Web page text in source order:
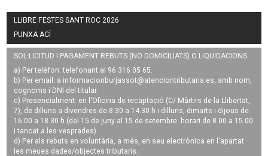
LLIBRE FESTES SANT ROC 2026
PUNXA ACÍ
SOL·LICITUD I PAGAMENT REBUTS (NO DOMICILIATS) O LIQUIDACIONS
a) Per telèfon: telefonant al 96 316 05 65.
b) Per email: a informacionburjassot@atenciontributaria.es, amb nom,
cognoms i DNI del titular.
c) Presencialment: en l'Oficina de recaptació (C/ Màrtirs de la Llibertat,
7), de dilluns a divendres de 8.30 a 14.30 h i dilluns, dimarts i dijous de
16.00 a 18.30 h (del 15 de juny al 15 de setembre: horari de 8.00 a 15.00
i tancat a les vesprades).
d) Per als rebuts en voluntària, a més, en seu electrònica en l'apartat
les meues dades/objectes tributaris.